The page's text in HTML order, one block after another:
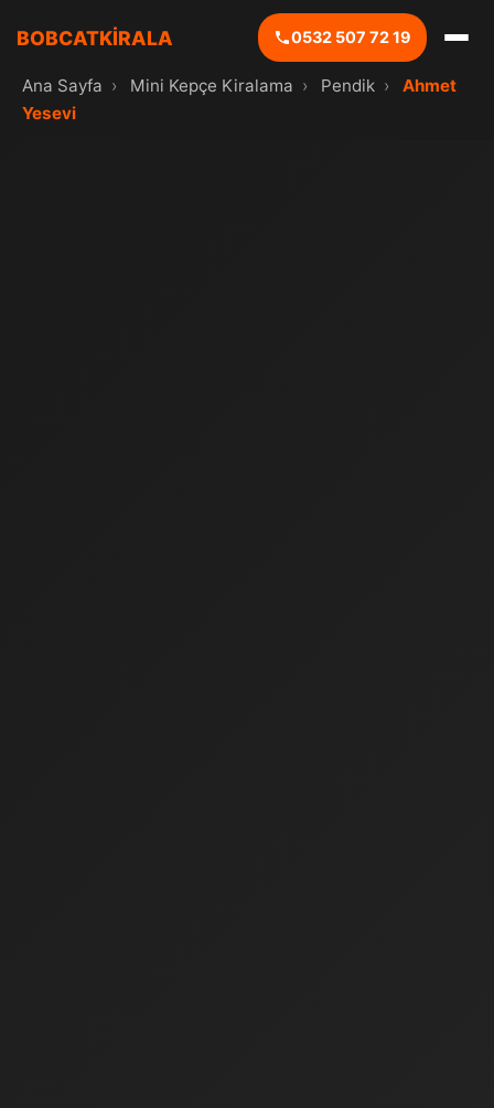
BOBCATKİRALA 0532 507 72 19
Ana Sayfa › Mini Kepçe Kiralama › Pendik ›
Ahmet
Yesevi